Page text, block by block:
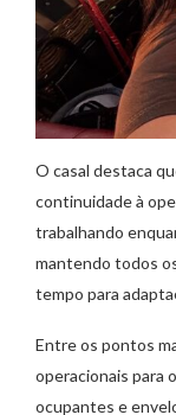
O casal destaca
continuidade à
trabalhando
mantendo todos
tempo para
Entre os pontos
operacionais para
ocupantes e